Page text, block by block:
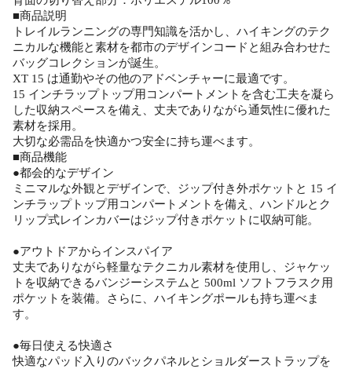
■商品説明
トレイルランニングの専門知識を活かし、ハイキングのテク
ニカルな機能と素材を都市のデザインコードと組み合わせた
バッグコレクションが誕生。
XT 15 は通勤やその他のアドベンチャーに最適です。
15 インチラップトップ用コンパートメントを含む工夫を凝ら
した収納スペースを備え、丈夫でありながら通気性に優れた
素材を採用。
大切な必需品を快適かつ安全に持ち運べます。
■商品機能
●都会的なデザイン
ミニマルな外観とデザインで、ジップ付き外ポケットと 15 イ
ンチラップトップ用コンパートメントを備え、ハンドルとク
リップ式レインカバーはジップ付きポケットに収納可能。
●アウトドアからインスパイア
丈夫でありながら軽量なテクニカル素材を使用し、ジャケッ
トを収納できるバンジーシステムと 500ml ソフトフラスク用
ポケットを装備。さらに、ハイキングポールも持ち運べま
す。
●毎日使える快適さ
快適なパッド入りのバックパネルとショルダーストラップを